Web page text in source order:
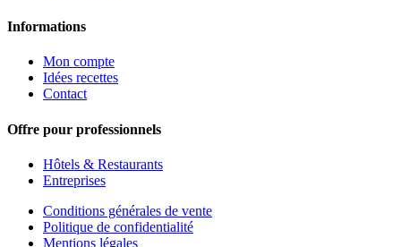
Informations
Mon compte
Idées recettes
Contact
Offre pour professionnels
Hôtels & Restaurants
Entreprises
Conditions générales de vente
Politique de confidentialité
Mentions légales